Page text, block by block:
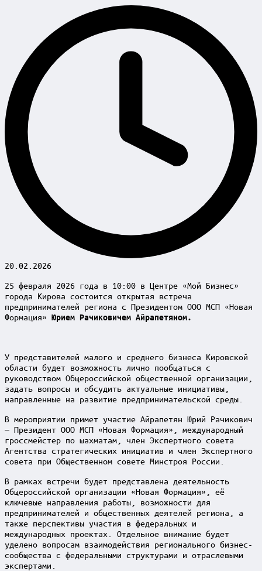
20.02.2026
25 февраля 2026 года в 10:00 в Центре «Мой Бизнес»
города Кирова состоится открытая встреча
предпринимателей региона с Президентом ООО МСП «Новая
Формация» Юрием Рачиковичем Айрапетяном.
У представителей малого и среднего бизнеса Кировской
области будет возможность лично пообщаться с
руководством Общероссийской общественной организации,
задать вопросы и обсудить актуальные инициативы,
направленные на развитие предпринимательской среды.
В мероприятии примет участие Айрапетян Юрий Рачикович
— Президент ООО МСП «Новая Формация», международный
гроссмейстер по шахматам, член Экспертного совета
Агентства стратегических инициатив и член Экспертного
совета при Общественном совете Минстроя России.
В рамках встречи будет представлена деятельность
Общероссийской организации «Новая Формация», её
ключевые направления работы, возможности для
предпринимателей и общественных деятелей региона, а
также перспективы участия в федеральных и
международных проектах. Отдельное внимание будет
уделено вопросам взаимодействия регионального бизнес-
сообщества с федеральными структурами и отраслевыми
экспертами.